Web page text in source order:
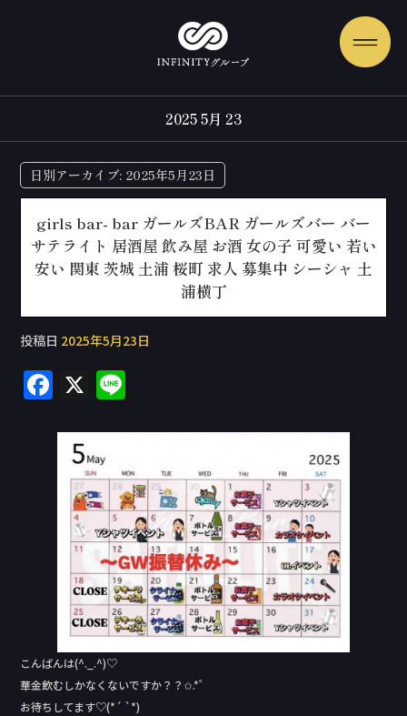
2025 5月 23
日別アーカイブ: 2025年5月23日
girls bar- bar ガールズBAR ガールズバー バー
サテライト 居酒屋 飲み屋 お酒 女の子 可愛い 若い
安い 関東 茨城 土浦 桜町 求人 募集中 シーシャ 土
浦横丁
投稿日 2025年5月23日
F
c
e
b
o
k
X
e
こんばんは(^._.^)♡
華金飲むしかなくないですか？？✩.*˚
お待ちしてます♡(*´ `*)